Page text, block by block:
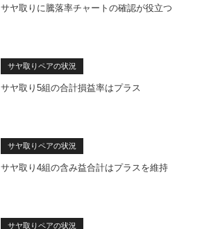
サヤ取りに騰落率チャートの確認が役立つ
サヤ取りペアの状況
サヤ取り5組の合計損益率はプラス
サヤ取りペアの状況
サヤ取り4組の含み益合計はプラスを維持
サヤ取りペアの状況